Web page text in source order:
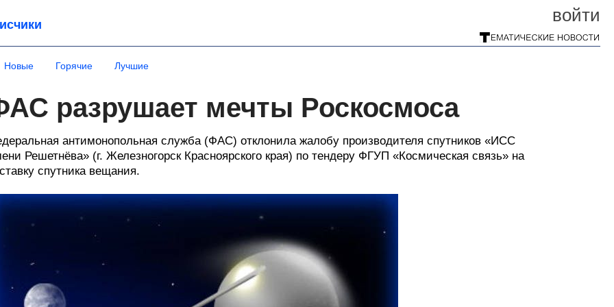
войти
Новые Горячие Лучшие
разрушает мечты Роскосмоса
антимонопольная служба (ФАС) отклонила жалобу производителя спутников «ИСС
Решетнёва» (г. Железногорск Красноярского края) по тендеру ФГУП «Космическая связь» на
спутника вещания.